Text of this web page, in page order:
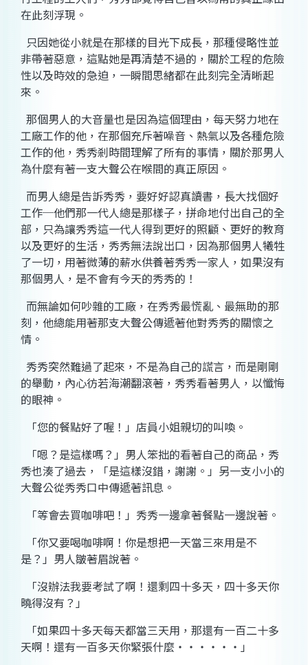
在此刻浮現。
只因她從小就是在那樣的目光下成長，那種侵略性並
非帶著惡意，這點她是再清楚不過的，關於工程的危險
性以及時效的急迫，一瞬間思緒都在此刻完全清晰起
來。
那個男人的大音量也是因為這個理由，每天努力地在
工廠工作的他，在那個充斥著噪音、熱氣以及各種危險
工作的他，秀秀剎時間理解了所有的事情，關於那男人
為什麼有著一支大聲公在喉間的真正原因。
而男人總是告訴秀秀，要好好認真讀書，長大找個好
工作─他們那一代人總是那樣子，拼命地付出自己的全
部，只為讓秀秀這一代人得到更好的照顧、更好的教育
以及更好的生活，秀秀無法說出口，因為那個男人犧牲
了一切，用著微薄的薪水供養著秀秀一家人，如果沒有
那個男人，是不會有今天的秀秀的！
而無論如何吵雜的工廠，在秀秀最慌亂、最無助的那
刻，他總能用著那支大聲公傳遞著他對秀秀的關懷之
情。
秀秀突然難過了起來，不是為自己的謊言，而是剛剛
的舉動，內心彷若海潮翻滾著，秀秀看著男人，以懺悔
的眼神。
「您的餐點好了喔！」店員小姐親切的叫喚。
「嗯？是這樣嗎？」男人笨拙的看著自己的商品，秀
秀也湊了過去，「是這樣沒錯，謝謝。」另一支小小的
大聲公從秀秀口中傳遞著訊息。
「等會去買咖啡吧！」秀秀一邊拿著餐點一邊說著。
「你又要喝咖啡啊！你是想把一天當三來用是不
是？」男人皺著眉說著。
「沒辦法我要考試了啊！還剩四十多天，四十多天你
曉得沒有？」
「如果四十多天每天都當三天用，那還有一百二十多
天啊！還有一百多天你緊張什麼 ‧‧‧‧‧‧ 」